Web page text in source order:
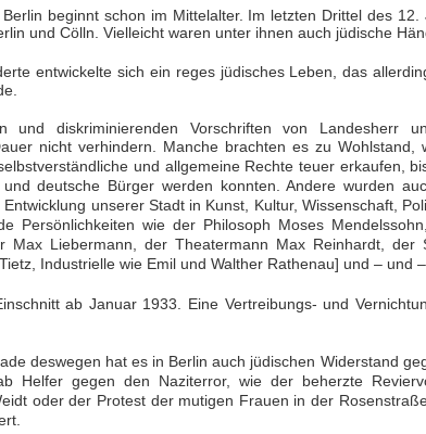
beginnt schon im Mittelalter. Im letzten Drittel des
und Cölln. Vielleicht waren unter ihnen auch jüdische
entwickelte sich ein reges jüdisches Leben, das
und diskriminierenden Vorschriften von Landesherr
nicht verhindern. Manche brachten es zu
und allgemeine Rechte teuer erkaufen,
deutsche Bürger werden konnten. Andere wurden
unserer Stadt in Kunst, Kultur, Wissenschaft,
Persönlichkeiten wie der Philosoph Moses
Max Liebermann, der Theatermann Max Reinhardt, der
Industrielle wie Emil und Walther Rathenau] und – und
ab Januar 1933. Eine Vertreibungs- und
deswegen hat es in Berlin auch jüdischen Widerstand
Helfer gegen den Naziterror, wie der beherzte
oder der Protest der mutigen Frauen in der